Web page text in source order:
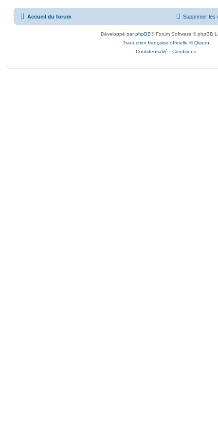
Accueil du forum Supprimer les
Développé parphpBB® Forum Software © phpBB
Traduction française officielle ©Qiaeru
Confidentialité | Conditions